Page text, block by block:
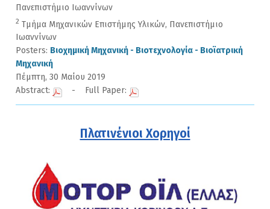
Πανεπιστήμιο Ιωαννίνων
2 Τμήμα Μηχανικών Επιστήμης Υλικών, Πανεπιστήμιο
Ιωαννίνων
Posters: Βιοχημική Μηχανική - Βιοτεχνολογία - Βιοϊατρική
Μηχανική
Πέμπτη, 30 Μαίου 2019
Abstract:
- Full Paper:
Πλατινένιοι Χορηγοί